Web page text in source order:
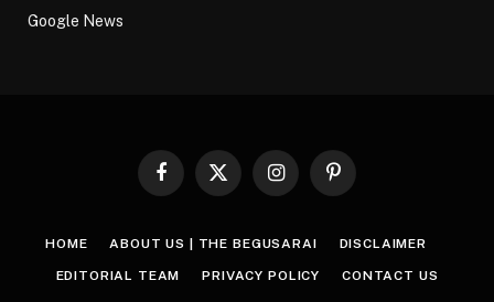
Google News
Facebook
X
InstagramPinterest
HOME ABOUT US | THE BEGUSARAI DISCLAIMER
EDITORIAL TEAM PRIVACY POLICY CONTACT US